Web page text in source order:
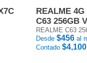
REALME 4G
C63 256GB
REALME C63
Desde $456 al
Contado $4,100